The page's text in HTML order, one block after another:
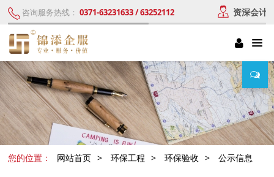
咨询服务热线： 0371-63231633 / 63252112 资深会计
您的位置： 网站首页 > 环保工程 > 环保验收 > 公示信息